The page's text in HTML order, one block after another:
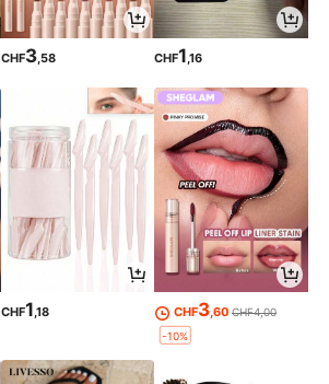
CHF3,58 CHF1,16
CHF1,18 CHF3,60 CHF4,00
-10%